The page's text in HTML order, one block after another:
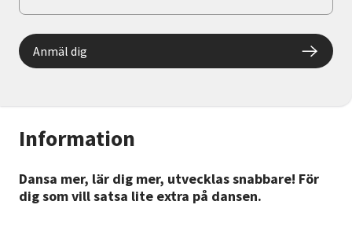
Information
Dansa mer, lär dig mer, utvecklas snabbare! För
dig som vill satsa lite extra på dansen.
Anmäl dig